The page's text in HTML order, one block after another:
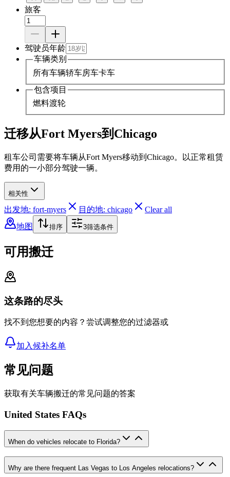
旅客
驾驶员年龄
车辆类别
所有车辆轿车房车卡车
包含项目
燃料渡轮
迁移从Fort Myers到Chicago
租车公司需要将车辆从Fort Myers移动到Chicago。以正常租赁
费用的一小部分驾驶一辆。
相关性
出发地: fort-myers 目的地: chicago
Clear all
地图
排序 3筛选条件
可用搬迁
这条路的尽头
找不到您想要的内容？尝试调整您的过滤器或
加入候补名单
常见问题
获取有关车辆搬迁的常见问题的答案
United States FAQs
When do vehicles relocate to Florida?
Why are there frequent Las Vegas to Los Angeles relocations?